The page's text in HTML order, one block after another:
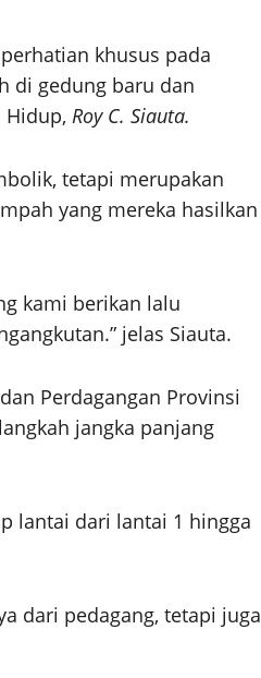
khusus pada
di gedung baru dan
Hidup, Roy C. Siauta.
tetapi merupakan
yang mereka hasilkan
kami berikan lalu
jelas Siauta.
Perdagangan Provinsi
jangka panjang
lantai dari lantai 1 hingga
dari pedagang, tetapi juga